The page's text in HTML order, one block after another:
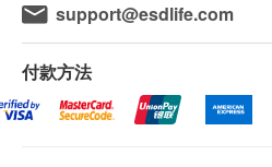
由心脏科专科医生解释报告
此计划除一般体格检查外，包
心脏功能检查：静态心电
血液检验：血全像
血脂分析：总胆固醇、高
醇、三酸甘油脂
检测流程：
香港国际心脏中心会安排
（包括体格检查、血液检
试）
完成一般检查后3-4个工
support@esdlife.com
付款方法